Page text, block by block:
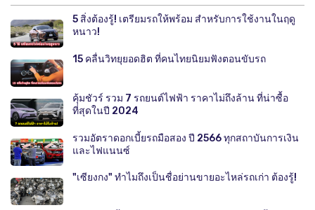
5 สิ่งต้องรู้! เตรียมรถให้พร้อม สำหรับการใช้งานในฤดู
หนาว!
15 คลื่นวิทยุยอดฮิต ที่คนไทยนิยมฟังตอนขับรถ
คุ้มชัวร์ รวม 7 รถยนต์ไฟฟ้า ราคาไม่ถึงล้าน ที่น่าซื้อ
ที่สุดในปี 2024
รวมอัตราดอกเบี้ยรถมือสอง ปี 2566 ทุกสถาบันการเงิน
และไฟแนนซ์
"เซียงกง" ทำไมถึงเป็นชื่อย่านขายอะไหล่รถเก่า ต้องรู้!